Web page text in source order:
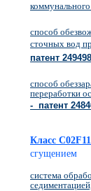
способ
сточных вод
патент
способ
переработки
- патент
Класс
сгущением
система